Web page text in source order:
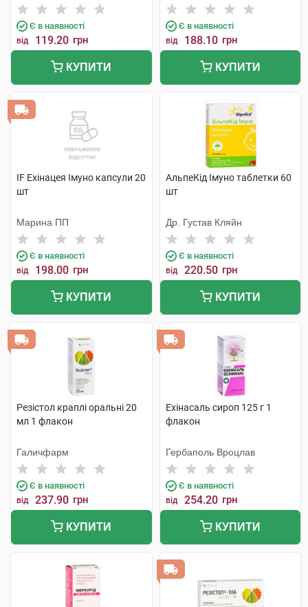
Є в наявності
від 119.20 грн
КУПИТИ
Лтд
Є в наявності
від 188.10 грн
КУПИТИ
IF Ехінацея Імуно капсули 20
шт
Марина ПП
Є в наявності
від 198.00 грн
КУПИТИ
АльпеКід Імуно таблетки 60
шт
Др. Густав Кляйн
Є в наявності
від 220.50 грн
КУПИТИ
Резістол краплі оральні 20
мл 1 флакон
Галичфарм
Є в наявності
від 237.90 грн
КУПИТИ
Ехінасаль сироп 125 г 1
флакон
Гербаполь Вроцлав
Є в наявності
від 254.20 грн
КУПИТИ